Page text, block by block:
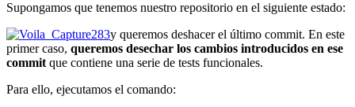
Supongamos que tenemos nuestro repositorio en el siguiente estado:
y queremos deshacer el último commit. En este
primer caso, queremos desechar los cambios introducidos en ese
commit que contiene una serie de tests funcionales.
Para ello, ejecutamos el comando: